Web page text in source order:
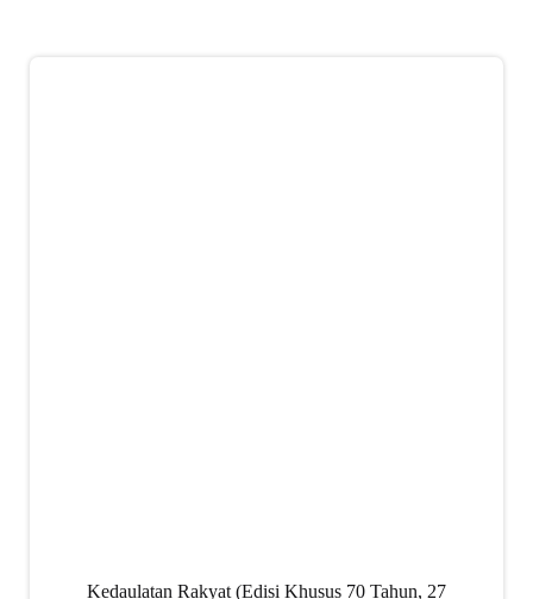
Kedaulatan Rakyat (Edisi Khusus 70 Tahun, 27